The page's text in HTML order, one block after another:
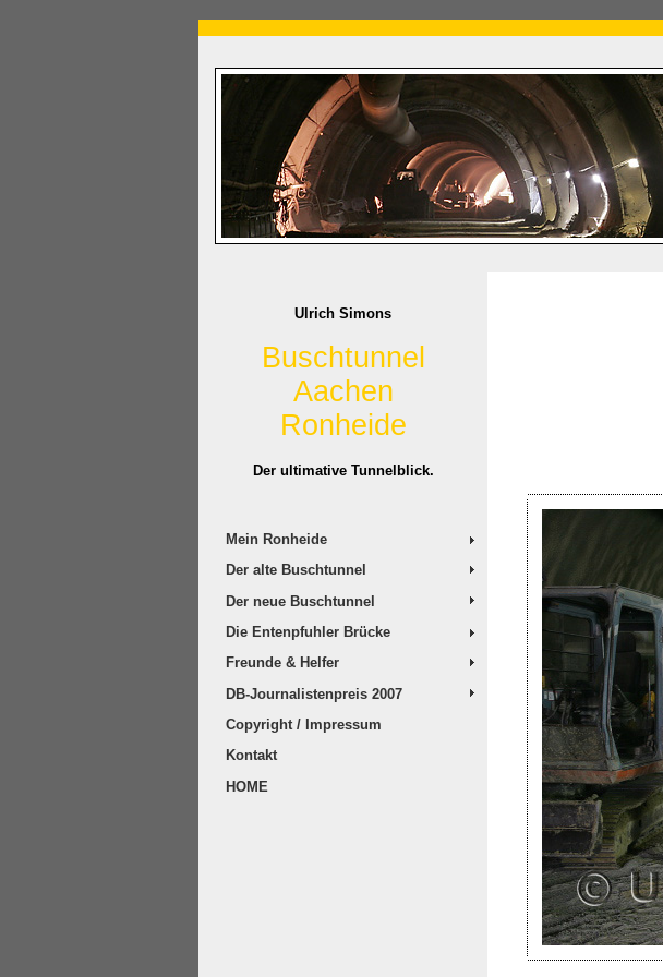
Ulrich Simons
Buschtunnel
Aachen
Ronheide
Der ultimative Tunnelblick.
Mein Ronheide
Der alte Buschtunnel
Der neue Buschtunnel
Die Entenpfuhler Brücke
Freunde & Helfer
DB-Journalistenpreis 2007
Copyright / Impressum
Kontakt
HOME